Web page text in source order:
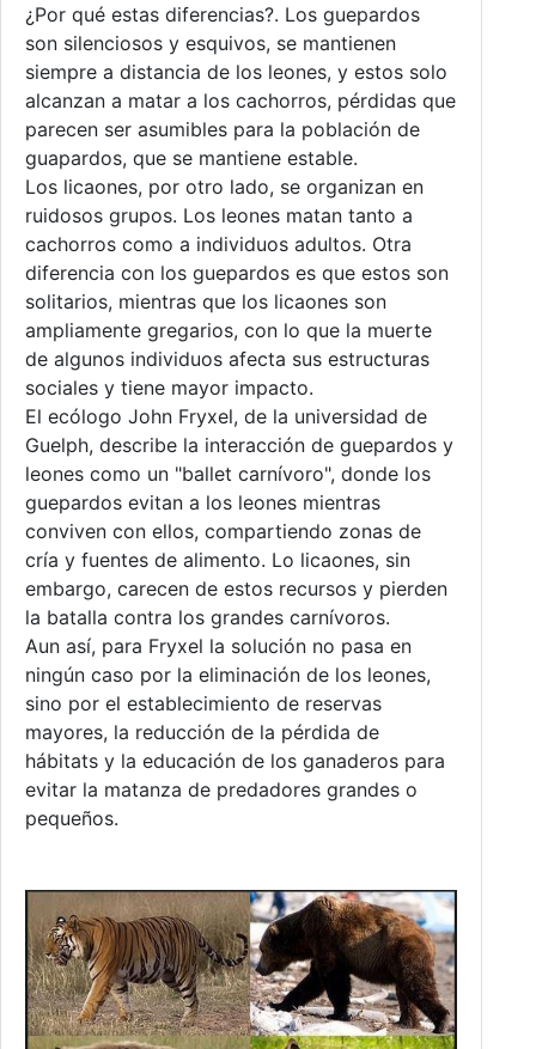
¿Por qué estas diferencias?. Los guepardos
son silenciosos y esquivos, se mantienen
siempre a distancia de los leones, y estos solo
alcanzan a matar a los cachorros, pérdidas que
parecen ser asumibles para la población de
guapardos, que se mantiene estable.
Los licaones, por otro lado, se organizan en
ruidosos grupos. Los leones matan tanto a
cachorros como a individuos adultos. Otra
diferencia con los guepardos es que estos son
solitarios, mientras que los licaones son
ampliamente gregarios, con lo que la muerte
de algunos individuos afecta sus estructuras
sociales y tiene mayor impacto.
El ecólogo John Fryxel, de la universidad de
Guelph, describe la interacción de guepardos y
leones como un "ballet carnívoro", donde los
guepardos evitan a los leones mientras
conviven con ellos, compartiendo zonas de
cría y fuentes de alimento. Lo licaones, sin
embargo, carecen de estos recursos y pierden
la batalla contra los grandes carnívoros.
Aun así, para Fryxel la solución no pasa en
ningún caso por la eliminación de los leones,
sino por el establecimiento de reservas
mayores, la reducción de la pérdida de
hábitats y la educación de los ganaderos para
evitar la matanza de predadores grandes o
pequeños.